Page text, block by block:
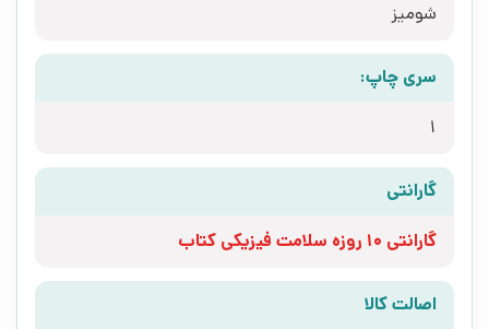
شومیز
سری چاپ:
1
گارانتی
گارانتی 10 روزه سلامت فیزیکی کتاب
اصالت کالا